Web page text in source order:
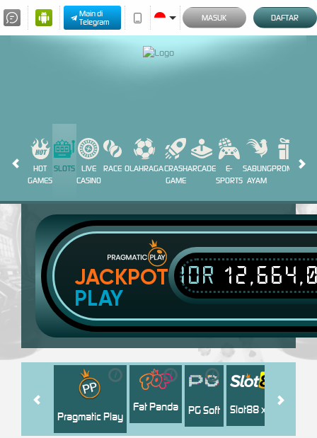
Main di
Telegram
MASUK DAFTAR
HOT
GAMES
SLOTS
LIVE
CASINO
RACE OLAHRAGACRASH
GAME
ARCADE
E-
SPORTS
SABUNG
AYAM
PROMOSI
JACKPOT
PLAY
IDR
i
Pragmatic Play
i
Fat Panda
i
PG Soft Slot88 x PP